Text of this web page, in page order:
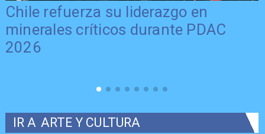
Chile refuerza su liderazgo en
minerales críticos durante PDAC
2026
IR A ARTE Y CULTURA